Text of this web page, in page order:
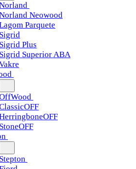
Neowood
Parquete
Sigrid
Sigrid Plus
Sigrid Superior ABA
StoneOFF
Stepton